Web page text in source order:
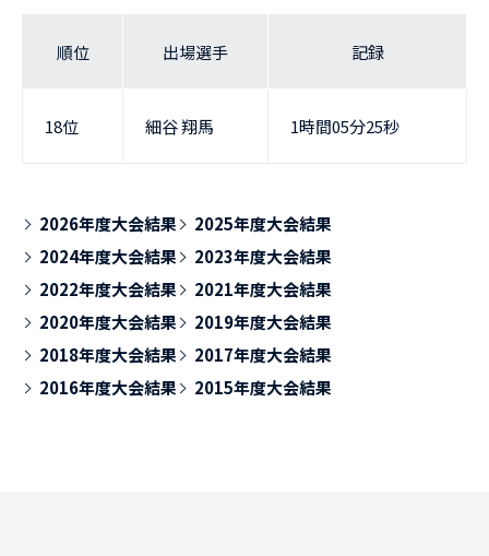
順位 出場選手 記録
18位 細谷 翔馬 1時間05分25秒
2026年度大会結果
2025年度大会結果
2024年度大会結果
2023年度大会結果
2022年度大会結果
2021年度大会結果
2020年度大会結果
2019年度大会結果
2018年度大会結果
2017年度大会結果
2016年度大会結果
2015年度大会結果